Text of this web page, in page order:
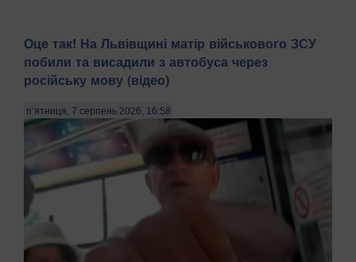
Оце так! На Львівщині матір військового ЗСУ
побили та висадили з автобуса через
російську мову (відео)
п’ятниця, 7 серпень 2026, 16:58